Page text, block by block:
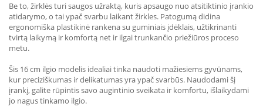
Be to, žirklės turi saugos užraktą, kuris apsaugo nuo atsitiktinio įrankio
atidarymo, o tai ypač svarbu laikant žirkles. Patogumą didina
ergonomiška plastikinė rankena su guminiais įdėklais, užtikrinanti
tvirtą laikymą ir komfortą net ir ilgai trunkančio priežiūros proceso
metu.
Šis 16 cm ilgio modelis idealiai tinka naudoti mažiesiems gyvūnams,
kur preciziškumas ir delikatumas yra ypač svarbūs. Naudodami šį
įrankį, galite rūpintis savo augintinio sveikata ir komfortu, išlaikydami
jo nagus tinkamo ilgio.